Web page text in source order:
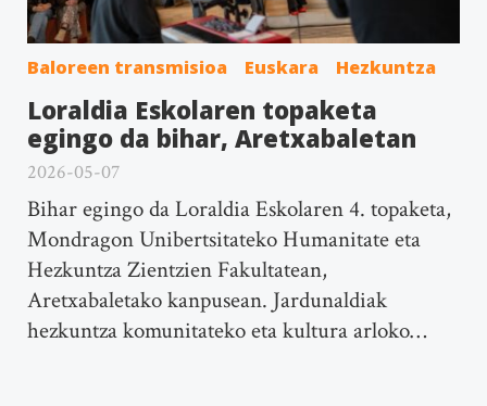
Baloreen transmisioa Euskara Hezkuntza
Loraldia Eskolaren topaketa
egingo da bihar, Aretxabaletan
2026-05-07
Bihar egingo da Loraldia Eskolaren 4. topaketa,
Mondragon Unibertsitateko Humanitate eta
Hezkuntza Zientzien Fakultatean,
Aretxabaletako kanpusean. Jardunaldiak
hezkuntza komunitateko eta kultura arloko…